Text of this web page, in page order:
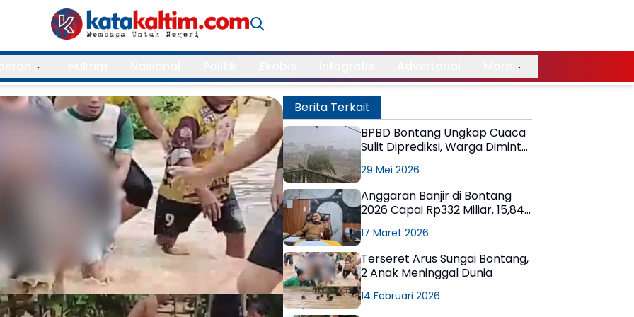
Berita Terkait
BPBD Bontang Ungkap Cuaca
Sulit Diprediksi, Warga Diminta
29 Mei 2026
Anggaran Banjir di Bontang
2026 Capai Rp332 Miliar, 15,84
17 Maret 2026
Terseret Arus Sungai Bontang,
2 Anak Meninggal Dunia
14 Februari 2026